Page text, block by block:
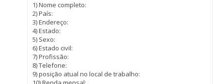
1) Nome completo:
2) País:
3) Endereço:
4) Estado:
5) Sexo:
6) Estado civil:
7) Profissão:
8) Telefone:
9) posição atual no local de trabalho: